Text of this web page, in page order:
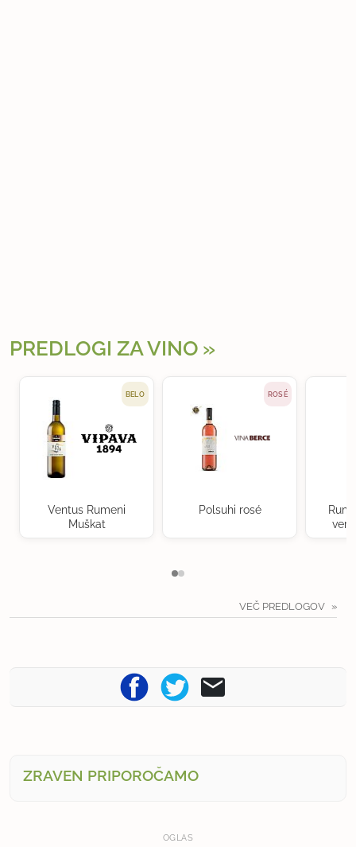
PREDLOGI ZA VINO
BELO
Ventus Rumeni
Muškat
ROSÉ
Polsuhi rosé
VEČ PREDLOGOV
ZRAVEN PRIPOROČAMO
OGLAS